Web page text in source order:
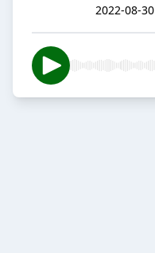
2022-08-30